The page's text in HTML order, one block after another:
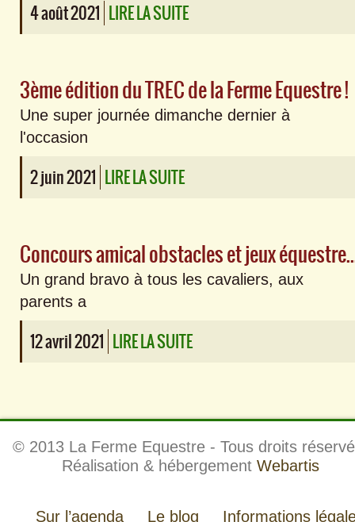
4 août 2021 LIRE LA SUITE
3ème édition du TREC de la Ferme Equestre !
Une super journée dimanche dernier à
l'occasion
2 juin 2021 LIRE LA SUITE
Concours amical
Un grand bravo à tous les cavaliers, aux
parents a
12 avril 2021 LIRE LA SUITE
© 2013 La Ferme Equestre - Tous droits
Réalisation & hébergement Webartis
Sur l’agenda Le blog
Informations